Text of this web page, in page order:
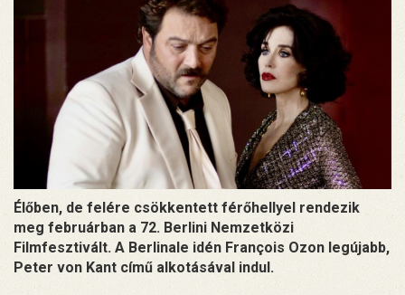
Élőben, de felére csökkentett férőhellyel rendezik
meg februárban a 72. Berlini Nemzetközi
Filmfesztivált. A Berlinale idén François Ozon legújabb,
Peter von Kant című alkotásával indul.